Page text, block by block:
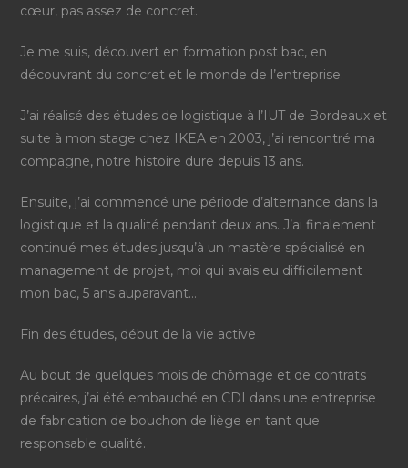
cœur, pas assez de concret.
Je me suis, découvert en formation post bac, en
découvrant du concret et le monde de l’entreprise.
J’ai réalisé des études de logistique à l’IUT de Bordeaux et
suite à mon stage chez IKEA en 2003, j’ai rencontré ma
compagne, notre histoire dure depuis 13 ans.
Ensuite, j’ai commencé une période d’alternance dans la
logistique et la qualité pendant deux ans. J’ai finalement
continué mes études jusqu’à un mastère spécialisé en
management de projet, moi qui avais eu difficilement
mon bac, 5 ans auparavant…
Fin des études, début de la vie active
Au bout de quelques mois de chômage et de contrats
précaires, j’ai été embauché en CDI dans une entreprise
de fabrication de bouchon de liège en tant que
responsable qualité.